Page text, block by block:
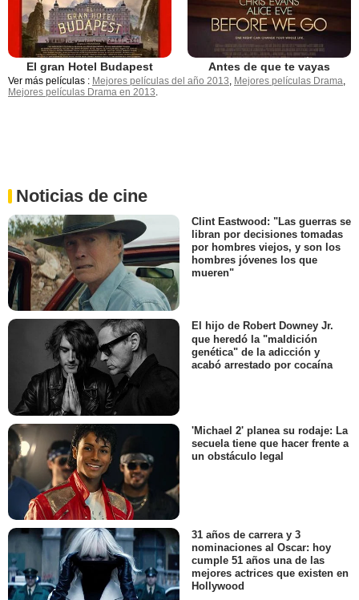
El gran Hotel Budapest Antes de que te vayas
Ver más películas : Mejores películas del año 2013, Mejores películas Drama,
Mejores películas Drama en 2013.
Noticias de cine
Clint Eastwood: "Las guerras se
libran por decisiones tomadas
por hombres viejos, y son los
hombres jóvenes los que
mueren"
El hijo de Robert Downey Jr.
que heredó la "maldición
genética" de la adicción y
acabó arrestado por cocaína
'Michael 2' planea su rodaje: La
secuela tiene que hacer frente a
un obstáculo legal
31 años de carrera y 3
nominaciones al Oscar: hoy
cumple 51 años una de las
mejores actrices que existen en
Hollywood